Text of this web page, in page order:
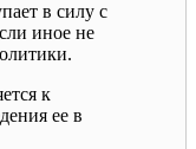
в силу с
иное не
к
ее в